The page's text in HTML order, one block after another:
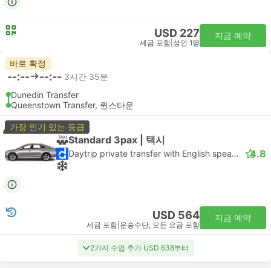
USD 227
세금 포함 성인 1명
지금 예약
바로 확정
--:-- --:-- 3시간 35분
Dunedin Transfer
Queenstown Transfer, 퀸스타운
가장 인기 있는 등급
Standard 3pax | 택시
Daytrip private transfer with English speaking driver 4.8
USD 564
세금 포함 운송수단, 모든 요금 포함
지금 예약
2가지 수업 추가 USD 638부터